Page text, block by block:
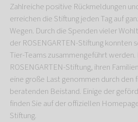
Zahlreiche positive Rückmeldungen
erreichen die Stiftung jeden Tag auf
Wegen. Durch die Spenden vieler
der ROSENGARTEN-Stiftung konnten
Tier-Teams zusammengeführt
ROSENGARTEN-Stiftung, ihren
eine große Last genommen durch den
beratenden Beistand. Einige der
finden Sie auf der offiziellen
Stiftung.